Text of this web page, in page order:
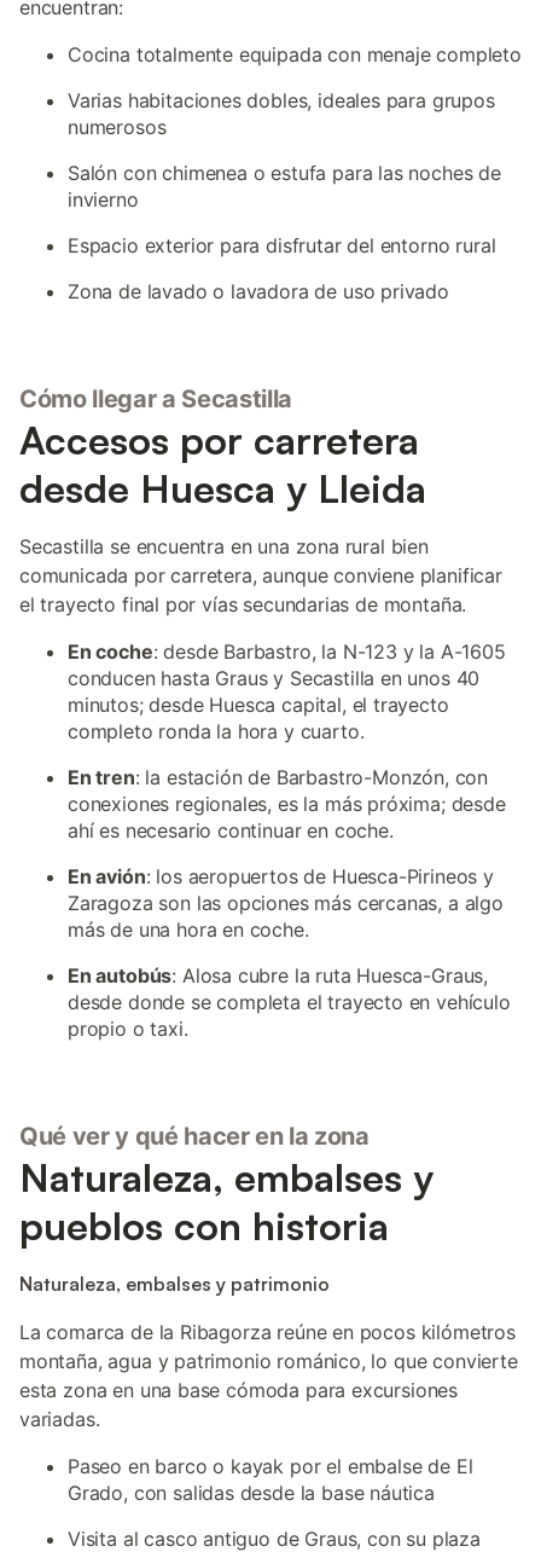
encuentran:
Cocina totalmente equipada con menaje completo
Varias habitaciones dobles, ideales para grupos
numerosos
Salón con chimenea o estufa para las noches de
invierno
Espacio exterior para disfrutar del entorno rural
Zona de lavado o lavadora de uso privado
Cómo llegar a Secastilla
Accesos por carretera
desde Huesca y Lleida
Secastilla se encuentra en una zona rural bien
comunicada por carretera, aunque conviene planificar
el trayecto final por vías secundarias de montaña.
En coche: desde Barbastro, la N-123 y la A-1605
conducen hasta Graus y Secastilla en unos 40
minutos; desde Huesca capital, el trayecto
completo ronda la hora y cuarto.
En tren: la estación de Barbastro-Monzón, con
conexiones regionales, es la más próxima; desde
ahí es necesario continuar en coche.
En avión: los aeropuertos de Huesca-Pirineos y
Zaragoza son las opciones más cercanas, a algo
más de una hora en coche.
En autobús: Alosa cubre la ruta Huesca-Graus,
desde donde se completa el trayecto en vehículo
propio o taxi.
Qué ver y qué hacer en la zona
Naturaleza, embalses y
pueblos con historia
Naturaleza, embalses y patrimonio
La comarca de la Ribagorza reúne en pocos kilómetros
montaña, agua y patrimonio románico, lo que convierte
esta zona en una base cómoda para excursiones
variadas.
Paseo en barco o kayak por el embalse de El
Grado, con salidas desde la base náutica
Visita al casco antiguo de Graus, con su plaza